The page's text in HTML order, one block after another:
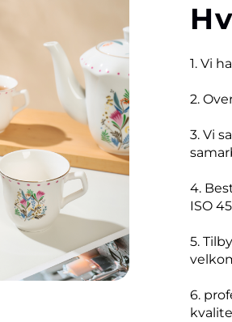
1. Vi
2.
3. Vi
4.
ISO
5.
6.